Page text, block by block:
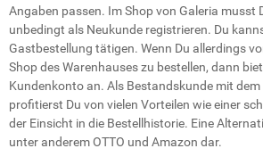
Angaben passen. Im Shop von Galeria musst
unbedingt als Neukunde registrieren. Du
Gastbestellung tätigen. Wenn Du allerdings
Shop des Warenhauses zu bestellen, dann
Kundenkonto an. Als Bestandskunde mit
profitierst Du von vielen Vorteilen wie einer
der Einsicht in die Bestellhistorie. Eine
unter anderem OTTO und Amazon dar.